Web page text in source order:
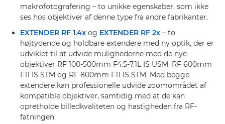
makrofotografering – to unikke egenskaber, som ikke
ses hos objektiver af denne type fra andre fabrikanter.
EXTENDER RF 1.4x og EXTENDER RF 2x – to
højtydende og holdbare extendere med ny optik, der er
udviklet til at udvide mulighederne med de nye
objektiver RF 100-500mm F4.5-7.1L IS USM, RF 600mm
F11 IS STM og RF 800mm F11 IS STM. Med begge
extendere kan professionelle udvide zoomområdet af
kompatible objektiver, samtidig med at de kan
opretholde billedkvaliteten og hastigheden fra RF-
fatningen.